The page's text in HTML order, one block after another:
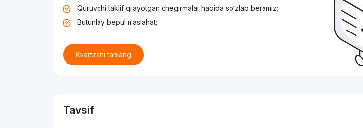
Quruvchi taklif qilayotgan chegirmalar haqida so‘zlab beramiz;
Butunlay bepul maslahat;
Kvartirani tanlang
Tavsif